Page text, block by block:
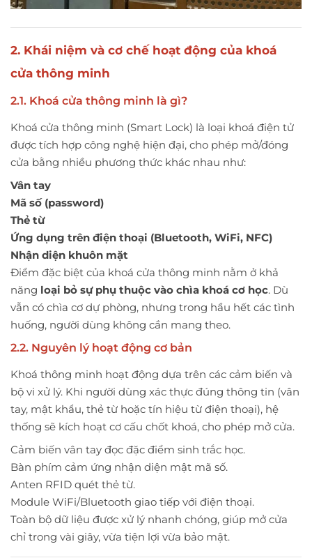
2. Khái niệm và cơ chế hoạt động của khoá
cửa thông minh
2.1. Khoá cửa thông minh là gì?
Khoá cửa thông minh (Smart Lock) là loại khoá điện tử
được tích hợp công nghệ hiện đại, cho phép mở/đóng
cửa bằng nhiều phương thức khác nhau như:
Vân tay
Mã số (password)
Thẻ từ
Ứng dụng trên điện thoại (Bluetooth, WiFi, NFC)
Nhận diện khuôn mặt
Điểm đặc biệt của khoá cửa thông minh nằm ở khả
năng loại bỏ sự phụ thuộc vào chìa khoá cơ học. Dù
vẫn có chìa cơ dự phòng, nhưng trong hầu hết các tình
huống, người dùng không cần mang theo.
2.2. Nguyên lý hoạt động cơ bản
Khoá thông minh hoạt động dựa trên các cảm biến và
bộ vi xử lý. Khi người dùng xác thực đúng thông tin (vân
tay, mật khẩu, thẻ từ hoặc tín hiệu từ điện thoại), hệ
thống sẽ kích hoạt cơ cấu chốt khoá, cho phép mở cửa.
Cảm biến vân tay đọc đặc điểm sinh trắc học.
Bàn phím cảm ứng nhận diện mật mã số.
Anten RFID quét thẻ từ.
Module WiFi/Bluetooth giao tiếp với điện thoại.
Toàn bộ dữ liệu được xử lý nhanh chóng, giúp mở cửa
chỉ trong vài giây, vừa tiện lợi vừa bảo mật.